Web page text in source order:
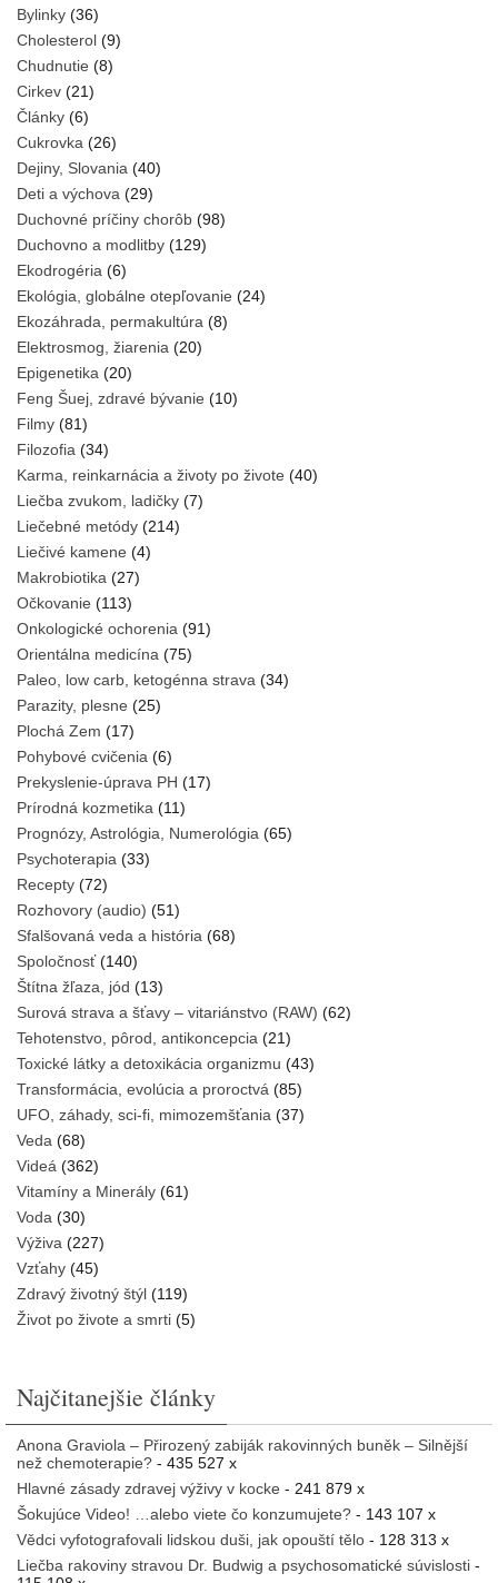
Bylinky (36)
Cholesterol (9)
Chudnutie (8)
Cirkev (21)
Články (6)
Cukrovka (26)
Dejiny, Slovania (40)
Deti a výchova (29)
Duchovné príčiny chorôb (98)
Duchovno a modlitby (129)
Ekodrogéria (6)
Ekológia, globálne otepľovanie (24)
Ekozáhrada, permakultúra (8)
Elektrosmog, žiarenia (20)
Epigenetika (20)
Feng Šuej, zdravé bývanie (10)
Filmy (81)
Filozofia (34)
Karma, reinkarnácia a životy po živote (40)
Liečba zvukom, ladičky (7)
Liečebné metódy (214)
Liečivé kamene (4)
Makrobiotika (27)
Očkovanie (113)
Onkologické ochorenia (91)
Orientálna medicína (75)
Paleo, low carb, ketogénna strava (34)
Parazity, plesne (25)
Plochá Zem (17)
Pohybové cvičenia (6)
Prekyslenie-úprava PH (17)
Prírodná kozmetika (11)
Prognózy, Astrológia, Numerológia (65)
Psychoterapia (33)
Recepty (72)
Rozhovory (audio) (51)
Sfalšovaná veda a história (68)
Spoločnosť(140)
Štítna žľaza, jód (13)
Surová strava a šťavy – vitariánstvo (RAW) (62)
Tehotenstvo, pôrod, antikoncepcia (21)
Toxické látky a detoxikácia organizmu (43)
Transformácia, evolúcia a proroctvá (85)
UFO, záhady, sci-fi, mimozemšťania (37)
Veda (68)
Videá (362)
Vitamíny a Minerály (61)
Voda (30)
Výživa (227)
Vzťahy (45)
Zdravý životný štýl (119)
Život po živote a smrti (5)
Najčitanejšie články
Anona Graviola – Přirozený zabiják rakovinných buněk – Silnější
než chemoterapie? - 435 527 x
Hlavné zásady zdravej výživy v kocke - 241 879 x
Šokujúce Video! …alebo viete čo konzumujete? - 143 107 x
Vědci vyfotografovali lidskou duši, jak opouští tělo - 128 313 x
Liečba rakoviny stravou Dr. Budwig a psychosomatické súvislosti -